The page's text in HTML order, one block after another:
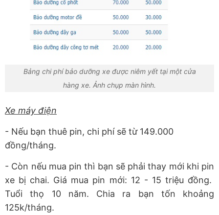
Bảng chi phí bảo dưỡng xe được niêm yết tại một cửa
hàng xe. Ảnh chụp màn hình.
Xe máy điện
- Nếu bạn thuê pin, chi phí sẽ từ 149.000
đồng/tháng.
- Còn nếu mua pin thì bạn sẽ phải thay mới khi pin
xe bị chai. Giá mua pin mới: 12 - 15 triệu đồng.
Tuổi thọ 10 năm. Chia ra bạn tốn khoảng
125k/tháng.